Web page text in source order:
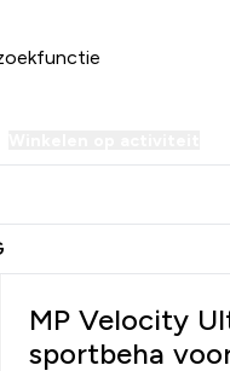
MP Velocity
sportbeha